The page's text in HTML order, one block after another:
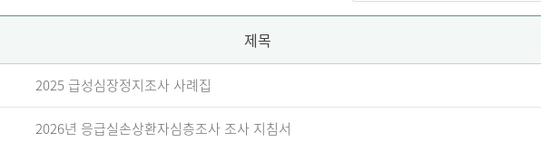
제목
2025 급성심장정지조사 사례집
2026년 응급실손상환자심층조사 조사 지침서